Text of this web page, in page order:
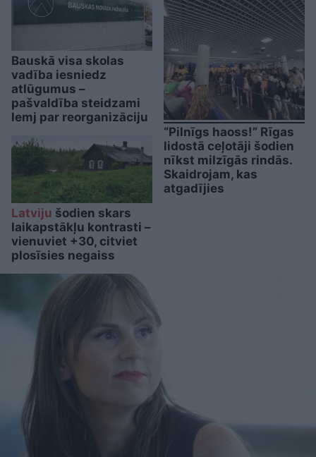
Bauskā visa skolas
vadība iesniedz
atlūgumus –
pašvaldība steidzami
lemj par reorganizāciju
Latviju šodien skars
laikapstākļu kontrasti –
vienuviet +30, citviet
plosīsies negaiss
“Pilnīgs haoss!” Rīgas
lidostā ceļotāji šodien
nīkst milzīgās rindās.
Skaidrojam, kas
atgadījies